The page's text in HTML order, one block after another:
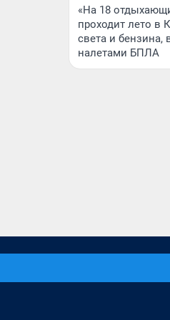
«На 18
проходит лето в
света и бензина,
налетами БПЛА